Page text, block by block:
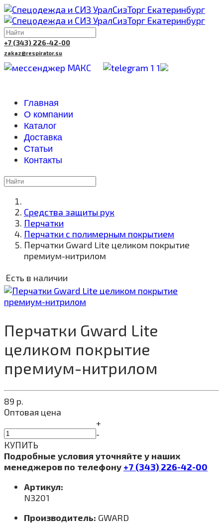
+7 (343) 226-42-00
zakaz@respirator.su
Главная
О компании
Каталог
Доставка
Cтатьи
Контакты
Средства защиты рук
Перчатки
Перчатки с полимерным покрытием
Перчатки Gward Lite целиком покрытие
премиум-нитрилом
Есть в наличии
Перчатки Gward Lite
целиком покрытие
премиум-нитрилом
89 р.
Оптовая цена
+
-
КУПИТЬ
Подробные условия уточняйте у наших
менеджеров по телефону +7 (343) 226-42-00
Артикул:
N3201
Производитель: GWARD